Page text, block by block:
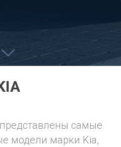
самые
модели марки Kia,